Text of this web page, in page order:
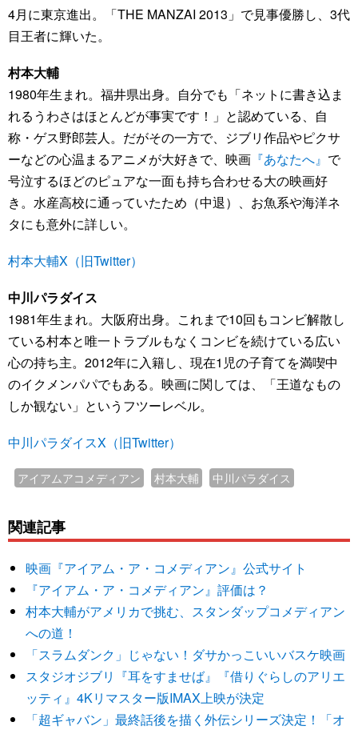
4月に東京進出。「THE MANZAI 2013」で見事優勝し、3代
目王者に輝いた。
村本大輔
1980年生まれ。福井県出身。自分でも「ネットに書き込ま
れるうわさはほとんどが事実です！」と認めている、自
称・ゲス野郎芸人。だがその一方で、ジブリ作品やピクサ
ーなどの心温まるアニメが大好きで、映画 『あなたへ』 で
号泣するほどのピュアな一面も持ち合わせる大の映画好
き。水産高校に通っていたため（中退）、お魚系や海洋ネ
タにも意外に詳しい。
村本大輔X（旧Twitter）
中川パラダイス
1981年生まれ。大阪府出身。これまで10回もコンビ解散し
ている村本と唯一トラブルもなくコンビを続けている広い
心の持ち主。2012年に入籍し、現在1児の子育てを満喫中
のイクメンパパでもある。映画に関しては、「王道なもの
しか観ない」というフツーレベル。
中川パラダイスX（旧Twitter）
アイアムアコメディアン 村本大輔 中川パラダイス
関連記事
映画『アイアム・ア・コメディアン』公式サイト
『アイアム・ア・コメディアン』評価は？
村本大輔がアメリカで挑む、スタンダップコメディアン
への道！
「スラムダンク」じゃない！ダサかっこいいバスケ映画
スタジオジブリ『耳をすませば』『借りぐらしのアリエ
ッティ』4Kリマスター版IMAX上映が決定
「超ギャバン」最終話後を描く外伝シリーズ決定！「オ